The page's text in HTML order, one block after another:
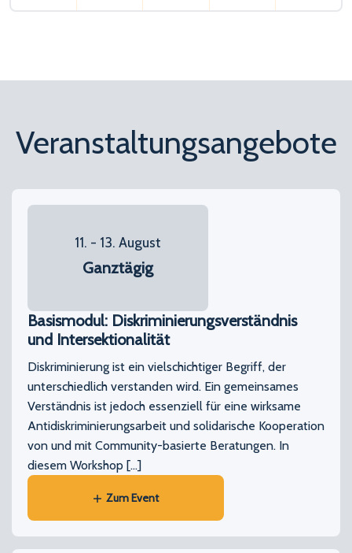
Veranstaltungsangebote
11. - 13. August
Ganztägig
Basismodul: Diskriminierungsverständnis
und Intersektionalität
Diskriminierung ist ein vielschichtiger Begriff, der
unterschiedlich verstanden wird. Ein gemeinsames
Verständnis ist jedoch essenziell für eine wirksame
Antidiskriminierungsarbeit und solidarische Kooperation
von und mit Community-basierte Beratungen. In
diesem Workshop […]
Zum Event